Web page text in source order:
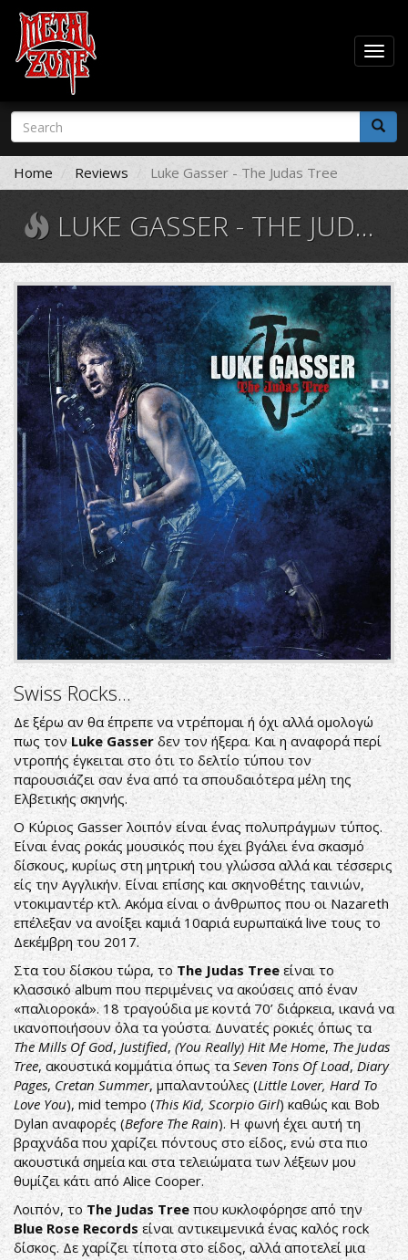
Skip
main
content
Search
form
Search
Home Reviews Luke Gasser - The Judas Tree
LUKE GASSER - THE JUDAS TREE
BLU718.jpg
Swiss Rocks...
Δε ξέρω αν θα έπρεπε να ντρέπομαι ή όχι αλλά ομολογώ
πως τονLuke Gasserδεν τον ήξερα. Και η αναφορά περί
ντροπής έγκειται στο ότι το δελτίο τύπου τον
παρουσιάζει σαν ένα από τα σπουδαιότερα μέλη της
Ελβετικής σκηνής.
Ο Κύριος Gasser λοιπόν είναι ένας πολυπράγμων τύπος.
Είναι ένας ροκάς μουσικός που έχει βγάλει ένα σκασμό
δίσκους, κυρίως στη μητρική του γλώσσα αλλά και τέσσερις
είς την Αγγλικήν. Είναι επίσης και σκηνοθέτης ταινιών,
ντοκιμαντέρ κτλ. Ακόμα είναι ο άνθρωπος που οι Nazareth
επέλεξαν να ανοίξει καμιά 10αριά ευρωπαϊκά live τους το
Δεκέμβρη του 2017.
Στα του δίσκου τώρα, το The Judas Tree είναι το
κλασσικό album που περιμένεις να ακούσεις από έναν
«παλιοροκά». 18 τραγούδια με κοντά 70’ διάρκεια, ικανά να
ικανοποιήσουν όλα τα γούστα. Δυνατές ροκιές όπως τα
The Mills Of God, Justified, (You Really) Hit Me Home, The Judas
Tree, ακουστικά κομμάτια όπως ταSeven Tons Of Load,Diary
Pages, Cretan Summer, μπαλαντούλες (Little Lover, Hard To
Love You), mid tempo (This Kid, Scorpio Girl) καθώς και Bob
Dylan αναφορές (Before The Rain). Η φωνή έχει αυτή τη
βραχνάδα που χαρίζει πόντους στο είδος, ενώ στα πιο
ακουστικά σημεία και στα τελειώματα των λέξεων μου
θυμίζει κάτι από Alice Cooper.
Λοιπόν, τοThe Judas Tree που κυκλοφόρησε από την
Blue Rose Records είναι αντικειμενικά ένας καλός rock
δίσκος. Δε χαρίζει τίποτα στο είδος, αλλά αποτελεί μια